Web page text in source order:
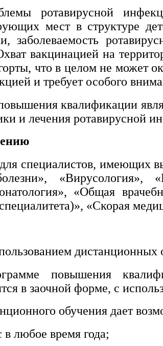
обучение
и служащих
и археология
науки
безопасность и ОТ
безопасность и
безопасность в
охраной труда.
и управление
производством
питания в
ротавирусной
мест в структуре
заболеваемость
вакцинацией на
что в целом не может
и требует особого
квалификации
и лечения ротавирусной
специалистов, имеющих
«Вирусология»,
«Общая
«Скорая
дистанционных
повышения
в заочной форме, с
обучения дает
в любое время года;